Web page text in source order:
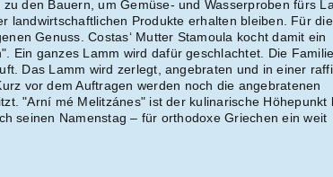
den Bauern, um Gemüse- und Wasserproben fürs
landwirtschaftlichen Produkte erhalten bleiben. Für die
Genuss. Costas‘ Mutter Stamoula kocht damit ein
Ein ganzes Lamm wird dafür geschlachtet. Die
Das Lamm wird zerlegt, angebraten und in einer
vor dem Auftragen werden noch die angebratenen
"Arní mé Melitzánes" ist der kulinarische Höhepunkt
seinen Namenstag – für orthodoxe Griechen ein weit